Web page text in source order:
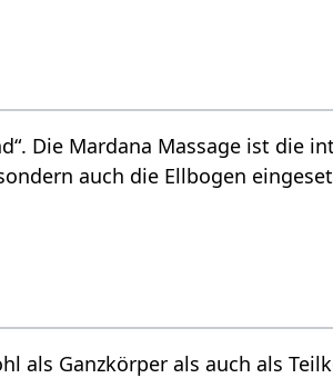
Die Mardana Massage ist die
auch die Ellbogen
als Ganzkörper als auch als